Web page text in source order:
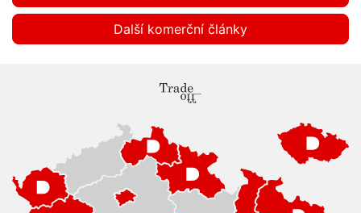
Další komerční články